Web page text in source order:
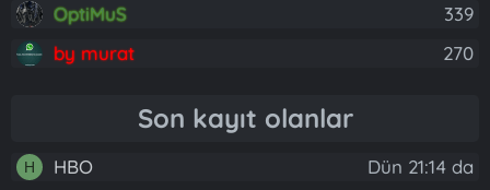
OptiMuS
339
by murat
270
Son kayıt olanlar
H HBO Dün 21:14 da